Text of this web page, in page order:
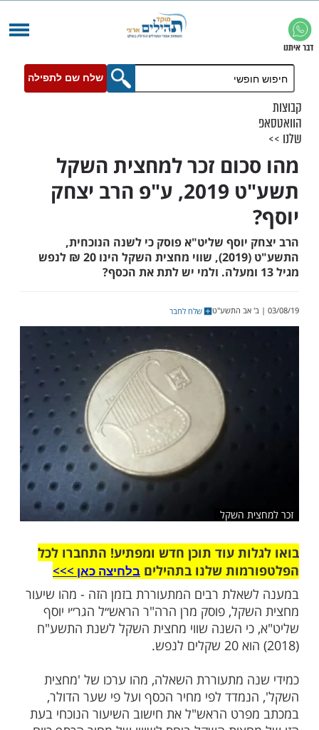
שלח שם לתפילה
זכר למחצית השקל
תשע"ט 2019, ע"פ הרב יצחק
יוסף שליט"א פוסק כי לשנה הנוכחית,
התשע"ט (2019), שווי מחצית השקל הינו 20 ₪ לנפש
שלח לחבר
השקל
עוד תוכן חדש ומפתיע! התחברו לכל
שלנו בתהיליםבלחיצה כאן >>>​